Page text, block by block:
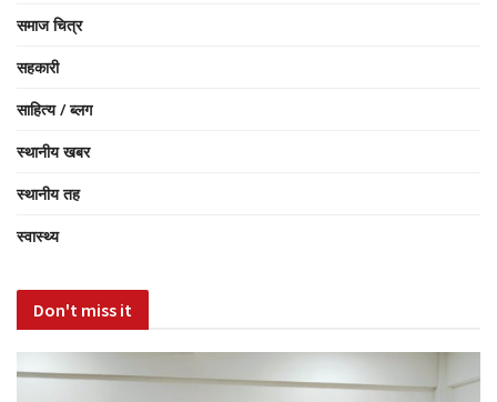
समाज चित्र
सहकारी
साहित्य / ब्लग
स्थानीय खबर
स्थानीय तह
स्वास्थ्य
Don't miss it